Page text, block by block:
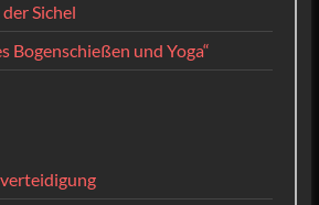
Sichel
Bogenschießen und Yoga“